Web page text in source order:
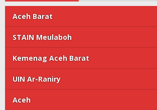
Aceh Barat
STAIN Meulaboh
Kemenag Aceh Barat
UIN Ar-Raniry
Aceh